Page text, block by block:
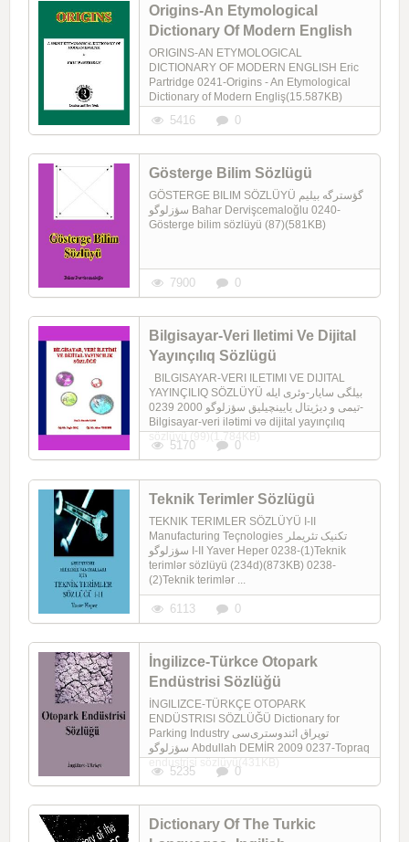
Origins-An Etymological
Dictionary Of Modern English
ORIGINS-AN ETYMOLOGICAL
DICTIONARY OF MODERN ENGLISH Eric
Partridge 0241-Origins - An Etymological
Dictionary of Modern Engliş(15.587KB)
5416 0
Gösterge Bilim Sözlügü
GÖSTERGE BILIM SÖZLÜYÜ گؤسترگه بیلیم
سؤزلوگو Bahar Dervişcemaloğlu 0240-
Gösterge bilim sözlüyü (87)(581KB)
7900 0
Bilgisayar-Veri Iletimi Ve Dijital
Yayınçılıq Sözlügü
BILGISAYAR-VERI ILETIMI VE DIJITAL
YAYINÇILIQ SÖZLÜYÜ بیلگی سایار-وئری ایله
تیمی و دیژیتال یایینچیلیق سؤزلوگو 2000 0239-
Bilgisayar-veri ilətimi və dijital yayınçılıq
sözlüyü (99)(1.784KB)
5170 0
Teknik Terimler Sözlügü
TEKNIK TERIMLER SÖZLÜYÜ I-II
Manufacturing Teçnologies تکنیک تئریملر
سؤزلوگو I-II Yaver Heper 0238-(1)Teknik
terimlər sözlüyü (234d)(873KB) 0238-
(2)Teknik terimlər ...
6113 0
İngilizce-Türkce Otopark
Endüstrisi Sözlüğü
İNGILIZCE-TÜRKÇE OTOPARK
ENDÜSTRISI SÖZLÜĞÜ Dictionary for
Parking Industry توپراق ائندوستری‌سی
سؤزلوگو Abdullah DEMİR 2009 0237-Topraq
endustrisi sözlüyü(431KB)
5235 0
Dictionary Of The Turkic